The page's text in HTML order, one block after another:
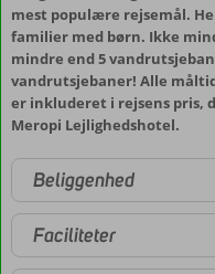
mest populære rejsemål.
familier med børn. Ikke
mindre end 5
vandrutsjebaner! Alle
er inkluderet i rejsens pris,
Meropi Lejlighedshotel.
Beliggenhed
Faciliteter